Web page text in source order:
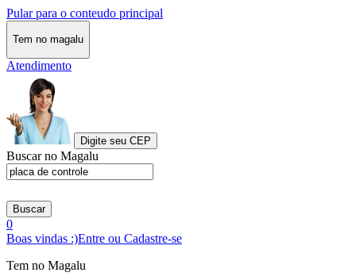
Pular para o conteudo principal
Tem no magalu
Atendimento
Digite seu CEP
Buscar no Magalu
Buscar
0
Boas vindas :)Entre ou Cadastre-se
Tem no Magalu